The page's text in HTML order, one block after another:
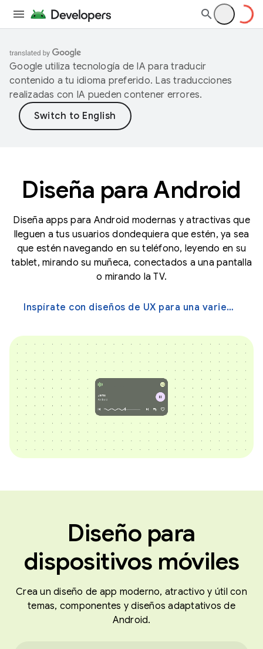
Google utiliza tecnología de IA para traducir
contenido a tu idioma preferido. Las traducciones
realizadas con IA pueden contener errores.
Diseña para Android
Diseña apps para Android modernas y atractivas que
lleguen a tus usuarios dondequiera que estén, ya sea
que estén navegando en su teléfono, leyendo en su
tablet, mirando su muñeca, conectados a una pantalla
o mirando la TV.
Inspírate con diseños de UX para una variedad de pantallas →
Diseño para
dispositivos móviles
Crea un diseño de app moderno, atractivo y útil con
temas, componentes y diseños adaptativos de
Android.